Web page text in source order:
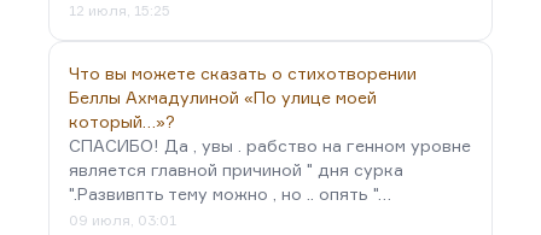
12 июля, 15:25
Что вы можете сказать о стихотворении
Беллы Ахмадулиной «По улице моей
который…»?
СПАСИБО! Да , увы . рабство на генном уровне
является главной причиной " дня сурка
".Развивпть тему можно , но .. опять "…
09 июля, 03:01